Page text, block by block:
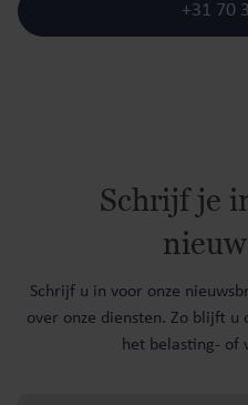
+31 70
Schrijf je
Schrijf u in voor onze
over onze diensten. Zo blijft u
het belasting- of